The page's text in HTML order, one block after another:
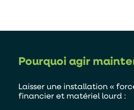
Pourquoi agir
Laisser une installation «
financier et matériel lourd :